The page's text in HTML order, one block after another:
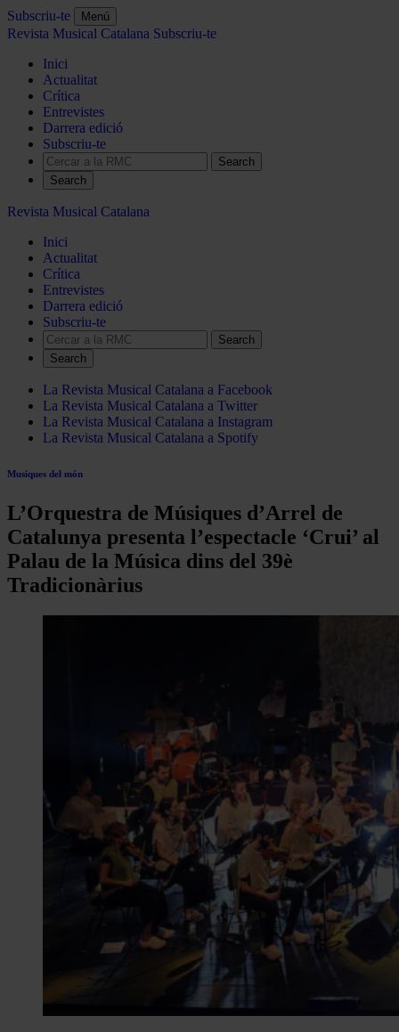
Subscriu-te Menú
Revista Musical Catalana Subscriu-te
Inici
Actualitat
Crítica
Entrevistes
Darrera edició
Subscriu-te
Search
Revista Musical Catalana
Inici
Actualitat
Crítica
Entrevistes
Darrera edició
Subscriu-te
Search
La Revista Musical Catalana a Facebook
La Revista Musical Catalana a Twitter
La Revista Musical Catalana a Instagram
La Revista Musical Catalana a Spotify
Musiques del món
L’Orquestra de Músiques d’Arrel de
Catalunya presenta l’espectacle ‘Crui’ al
Palau de la Música dins del 39è
Tradicionàrius